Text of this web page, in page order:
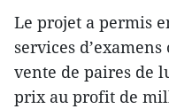
​Le projet a permis
services
vente de paires de
prix au profit de